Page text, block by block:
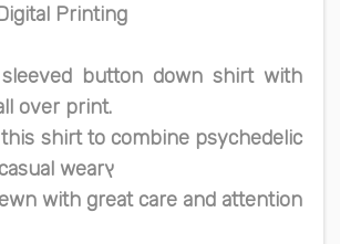
Printing
button down shirt with
over print.
this shirt to combine psychedelic
fashion with casual wearץ
with great care and attention